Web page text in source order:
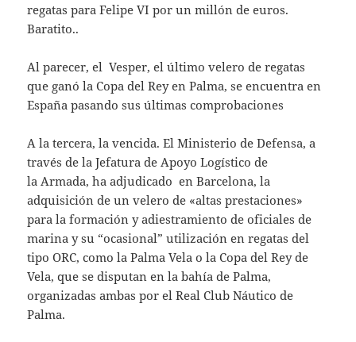
regatas para Felipe VI por un millón de euros.
Baratito..
Al parecer, el Vesper, el último velero de regatas
que ganó la Copa del Rey en Palma, se encuentra en
España pasando sus últimas comprobaciones
A la tercera, la vencida. El Ministerio de Defensa, a
través de la Jefatura de Apoyo Logístico de
la Armada, ha adjudicado en Barcelona, la
adquisición de un velero de «altas prestaciones»
para la formación y adiestramiento de oficiales de
marina y su “ocasional” utilización en regatas del
tipo ORC, como la Palma Vela o la Copa del Rey de
Vela, que se disputan en la bahía de Palma,
organizadas ambas por el Real Club Náutico de
Palma.